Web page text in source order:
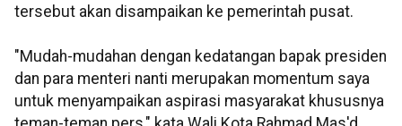
tersebut akan disampaikan ke pemerintah pusat.
"Mudah-mudahan dengan kedatangan bapak presiden
dan para menteri nanti merupakan momentum saya
untuk menyampaikan aspirasi masyarakat khususnya